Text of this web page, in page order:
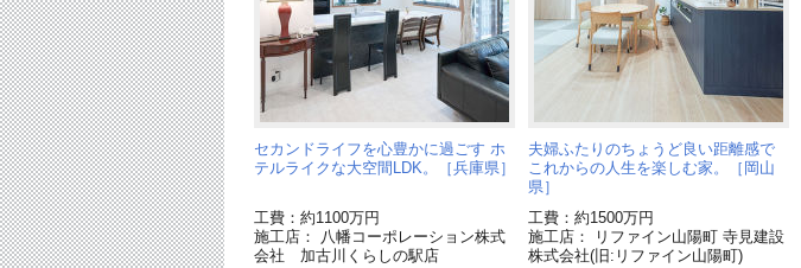
セカンドライフを心豊かに過ごす ホ
テルライクな大空間LDK。［兵庫県］
工費：約1100万円
施工店： 八幡コーポレーション株式
会社 加古川くらしの駅店
夫婦ふたりのちょうど良い距離感で
これからの人生を楽しむ家。［岡山
県］
工費：約1500万円
施工店： リファイン山陽町 寺見建設
株式会社(旧:リファイン山陽町)